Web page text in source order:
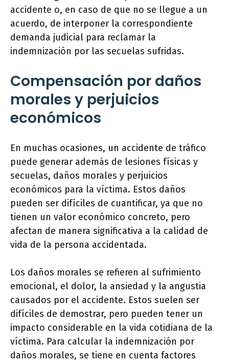
accidente o, en caso de que no se llegue a un
acuerdo, de interponer la correspondiente
demanda judicial para reclamar la
indemnización por las secuelas sufridas.
Compensación por daños
morales y perjuicios
económicos
En muchas ocasiones, un accidente de tráfico
puede generar además de lesiones físicas y
secuelas, daños morales y perjuicios
económicos para la víctima. Estos daños
pueden ser difíciles de cuantificar, ya que no
tienen un valor económico concreto, pero
afectan de manera significativa a la calidad de
vida de la persona accidentada.
Los daños morales se refieren al sufrimiento
emocional, el dolor, la ansiedad y la angustia
causados por el accidente. Estos suelen ser
difíciles de demostrar, pero pueden tener un
impacto considerable en la vida cotidiana de la
víctima. Para calcular la indemnización por
daños morales, se tiene en cuenta factores